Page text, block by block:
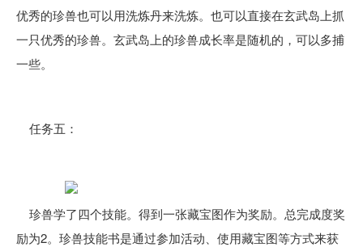
优秀的珍兽也可以用洗炼丹来洗炼。也可以直接在玄武岛上抓
一只优秀的珍兽。玄武岛上的珍兽成长率是随机的，可以多捕
一些。
任务五：
珍兽学了四个技能。得到一张藏宝图作为奖励。总完成度奖
励为2。珍兽技能书是通过参加活动、使用藏宝图等方式来获